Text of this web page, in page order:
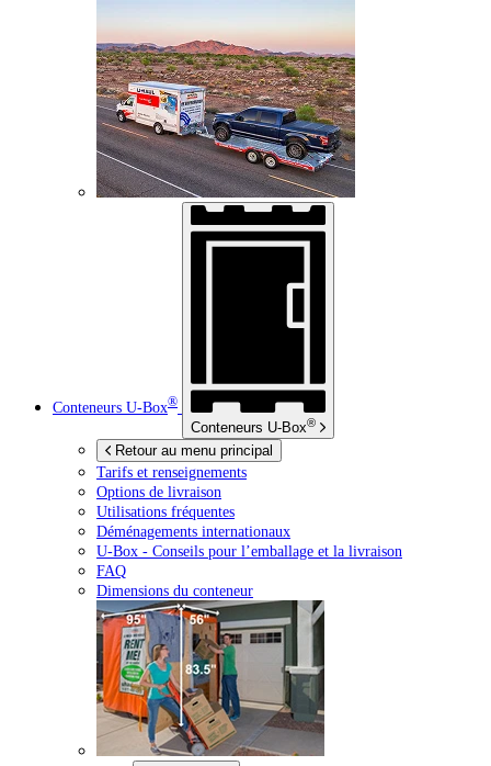
Conteneurs U-Box®
Conteneurs U-Box®
Retour au menu principal
Tarifs et renseignements
Options de livraison
Utilisations fréquentes
Déménagements internationaux
U-Box - Conseils pour l’emballage et la livraison
FAQ
Dimensions du conteneur